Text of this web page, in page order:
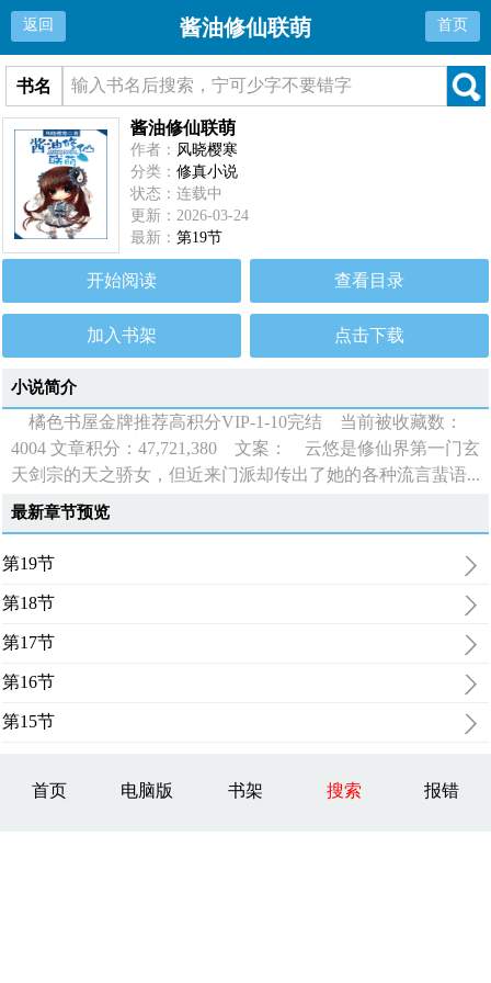
返回 酱油修仙联萌 首页
书名
酱油修仙联萌
作者： 风晓樱寒
分类：修真小说
状态：连载中
更新：2026-03-24
最新：第19节
开始阅读 查看目录
加入书架 点击下载
小说简介
橘色书屋金牌推荐高积分VIP-1-10完结 当前被收藏数：
4004 文章积分：47,721,380 文案： 云悠是修仙界第一门玄
天剑宗的天之骄女，但近来门派却传出了她的各种流言蜚语...
最新章节预览
第19节
第18节
第17节
第16节
第15节
首页 电脑版 书架 搜索 报错